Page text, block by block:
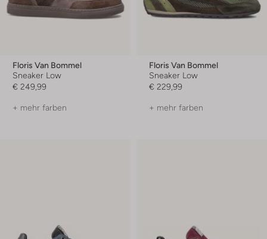
Floris Van Bommel
Sneaker Low
€ 249,99
+ mehr farben
Floris Van Bommel
Sneaker Low
€ 229,99
+ mehr farben